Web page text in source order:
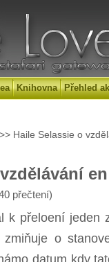
Knihovna Přehled
>> Haile Selassie o
en
přečtení)
k přeloení
zmiňuje o
datum kdy